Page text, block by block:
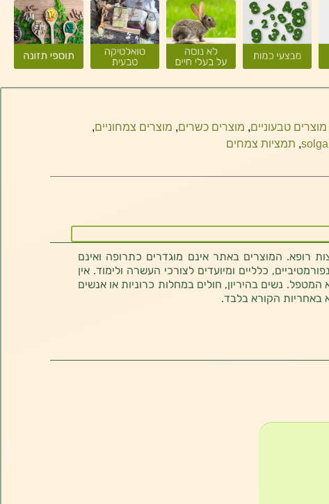
מוצרים טבעוניים, מוצרים כשרים, מוצרים צמחוניים,
, תמציות צמחים
רופא. המוצרים באתר אינם מוגדרים כתרופה ואינם
כלליים ומיועדים לצורכי העשרה ולימוד. אין
נשים בהיריון, חולים במחלות כרוניות או אנשים
באחריות הקורא בלבד.